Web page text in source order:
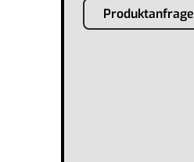
Produktanfrage